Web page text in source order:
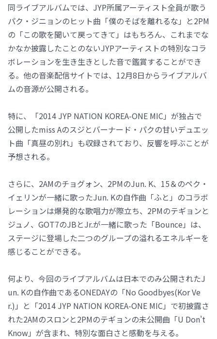
同ライブアルバムでは、JYP所属アーティスト全員が歌う
パク・ジニョンのヒット曲「僕のそばを離れるな」と2PM
の「この歌を聞いて戻ってきて」はもちろん、これまでな
かなか披露したことのないJYPアーティストの特別なコラ
ボレーションを生き生きとした音で鑑賞することができ
る。他の音楽配信サイトでは、12月8日からライブアルバ
ムの音源が公開される。
特に、「2014 JYP NATION KOREA-ONE MIC」が独占で
公開したmiss Aのスジとバーナード・パクの甘いデュエッ
ト曲「真昼の別れ」も収録されており、反響を呼ぶことが
予想される。
さらに、2AMのチョグォン、2PMのJun. K、15＆のペク・
イェリンが一緒に歌ったJun. Kの自作曲「ふと」のコラボ
レーションは爆発的な歌唱力が際立ち、2PMのテギョンと
ジュノ、GOT7のJBとJr.が一緒に歌った「Bounce」は、
ステージに登場した二つのグループの溢れるエネルギーを
感じることができる。
何より、今回のライブアルバムは日本でのみ公開されたJ
un. Kの自作曲であるONEDAYの「No Goodbyes(Kor Ve
r.)」と「2014 JYP NATION KOREA-ONE MIC」で初披露さ
れた2AMのスロンと2PMのテギョンの未公開曲「U Don't
Know」が含まれ、特別な面白さと感動を与える。